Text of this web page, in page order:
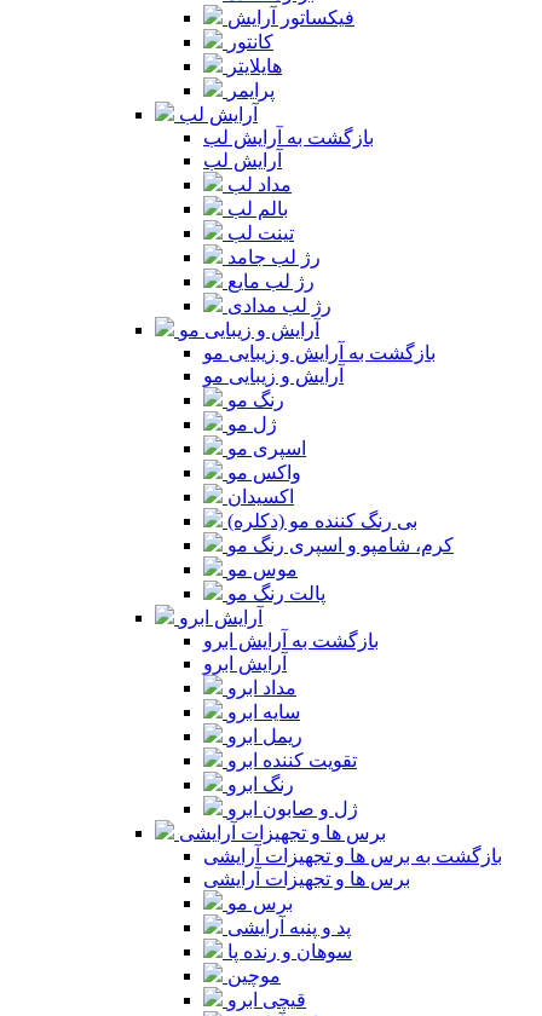
فیکساتور آرایش
کانتور
هایلایتر
پرایمر
آرایش لب
بازگشت به آرایش لب
آرایش لب
مداد لب
بالم لب
تینت لب
رژ لب جامد
رژ لب مایع
رژ لب مدادی
آرایش و زیبایی مو
بازگشت به آرایش و زیبایی مو
آرایش و زیبایی مو
رنگ مو
ژل مو
اسپری مو
واکس مو
اکسیدان
بی رنگ کننده مو (دکلره)
کرم، شامپو و اسپری رنگ مو
موس مو
پالت رنگ مو
آرایش ابرو
بازگشت به آرایش ابرو
آرایش ابرو
مداد ابرو
سایه ابرو
ریمل ابرو
تقویت کننده ابرو
رنگ ابرو
ژل و صابون ابرو
برس ها و تجهیزات آرایشی
بازگشت به برس ها و تجهیزات آرایشی
برس ها و تجهیزات آرایشی
برس مو
پد و پنبه آرایشی
سوهان و رنده پا
موچین
قیچی ابرو